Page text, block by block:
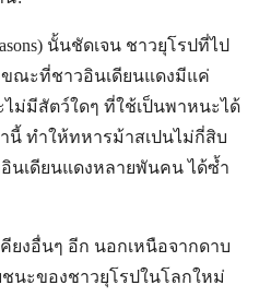
นั้นชัดเจน ชาวยุโรปที่ไป
ณะที่ชาวอินเดียนแดงมีแค่
ม่มีสัตว์ใดๆ ที่ใช้เป็นพาหนะได้
นี้ ทำให้ทหารม้าสเปนไม่กี่สิบ
นเดียนแดงหลายพันคน ได้ซ้ำ
ยงอื่นๆ อีก นอกเหนือจากดาบ
นะของชาวยุโรปในโลกใหม่